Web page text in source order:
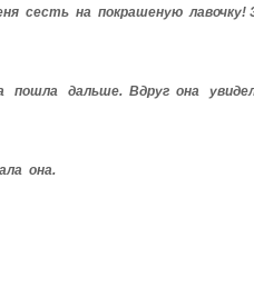
сесть на покрашеную лавочку!
пошла дальше. Вдруг она
она.